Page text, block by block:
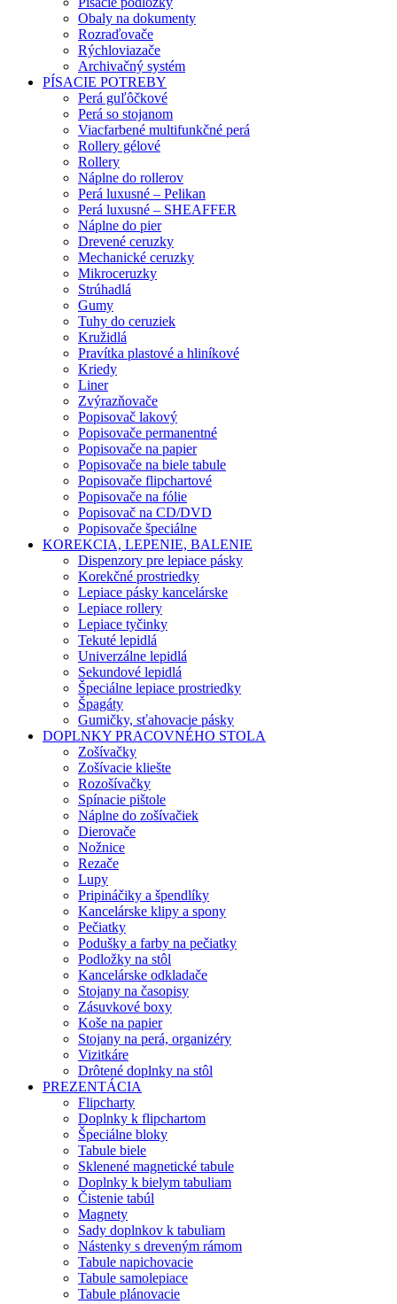
Obaly na dokumenty
Rozraďovače
Rýchloviazače
Archivačný systém
PÍSACIE POTREBY
Perá guľôčkové
Perá so stojanom
Viacfarbené multifunkčné perá
Rollery gélové
Rollery
Náplne do rollerov
Perá luxusné – Pelikan
Perá luxusné – SHEAFFER
Náplne do pier
Drevené ceruzky
Mechanické ceruzky
Mikroceruzky
Strúhadlá
Gumy
Tuhy do ceruziek
Kružidlá
Pravítka plastové a hliníkové
Kriedy
Liner
Zvýrazňovače
Popisovač lakový
Popisovače permanentné
Popisovače na papier
Popisovače na biele tabule
Popisovače flipchartové
Popisovače na fólie
Popisovač na CD/DVD
Popisovače špeciálne
KOREKCIA, LEPENIE, BALENIE
Dispenzory pre lepiace pásky
Korekčné prostriedky
Lepiace pásky kancelárske
Lepiace rollery
Lepiace tyčinky
Tekuté lepidlá
Univerzálne lepidlá
Sekundové lepidlá
Špeciálne lepiace prostriedky
Špagáty
Gumičky, sťahovacie pásky
DOPLNKY PRACOVNÉHO STOLA
Zošívačky
Zošívacie kliešte
Rozošívačky
Spínacie pištole
Náplne do zošívačiek
Dierovače
Nožnice
Rezače
Lupy
Pripináčiky a špendlíky
Kancelárske klipy a spony
Pečiatky
Podušky a farby na pečiatky
Podložky na stôl
Kancelárske odkladače
Stojany na časopisy
Zásuvkové boxy
Koše na papier
Stojany na perá, organizéry
Vizitkáre
Drôtené doplnky na stôl
PREZENTÁCIA
Flipcharty
Doplnky k flipchartom
Špeciálne bloky
Tabule biele
Sklenené magnetické tabule
Doplnky k bielym tabuliam
Čistenie tabúl
Magnety
Sady doplnkov k tabuliam
Nástenky s dreveným rámom
Tabule napichovacie
Tabule samolepiace
Tabule plánovacie